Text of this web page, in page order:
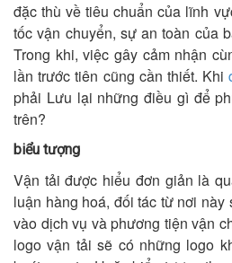
đặc thù về tiêu chuẩn của lĩnh
tốc vận chuyển, sự an toàn của
Trong khi, việc gây cảm nhận
lần trước tiên cũng cần thiết. Khi
phải Lưu lại những điều gì để
trên?
biểu tượng
Vận tải được hiểu đơn giản là
luận hàng hoá, đối tác từ nơi này
vào dịch vụ và phương tiện vận
logo vận tải sẽ có những logo